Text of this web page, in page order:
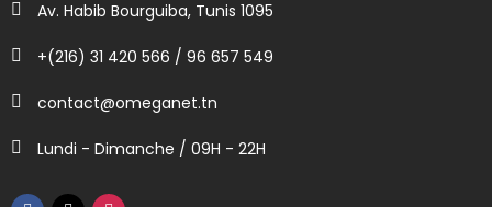
Av. Habib Bourguiba, Tunis 1095
+(216) 31 420 566 / 96 657 549
contact@omeganet.tn
Lundi - Dimanche / 09H - 22H